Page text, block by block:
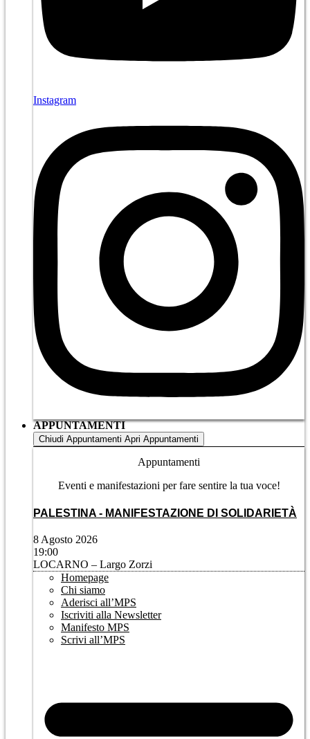
Instagram
APPUNTAMENTI
Chiudi Appuntamenti Apri Appuntamenti
Appuntamenti
Eventi e manifestazioni per fare sentire la tua voce!
PALESTINA - MANIFESTAZIONE DI SOLIDARIETÀ
8 Agosto 2026
19:00
LOCARNO – Largo Zorzi
Homepage
Chi siamo
Aderisci all’MPS
Iscriviti alla Newsletter
Manifesto MPS
Scrivi all’MPS